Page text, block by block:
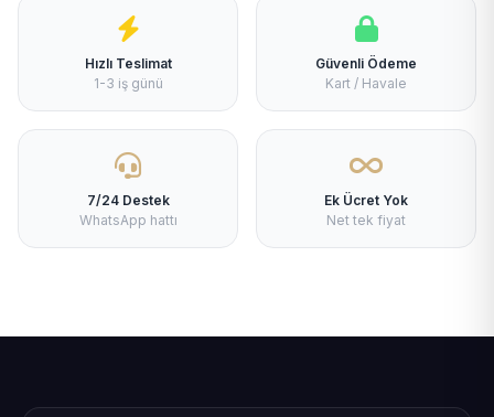
Hızlı Teslimat
1-3 iş günü
Güvenli Ödeme
Kart / Havale
7/24 Destek
WhatsApp hattı
Ek Ücret Yok
Net tek fiyat